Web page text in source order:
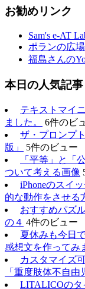
お勧めリンク
Sam's e-AT
ポランの広場
福島さんの
本日の人気記事
テキストマイ
ました。
6件のビ
ザ・プロンプ
版」
5件のビュー
「平等」と「
ついて考える画像
iPhoneのスイ
的な動作をさせる
おすすめパズ
の４ 4件のビュー
夏休みも今日
感想文を作ってみ
カスタマイズ
「重度肢体不自由
LITALICOのタ